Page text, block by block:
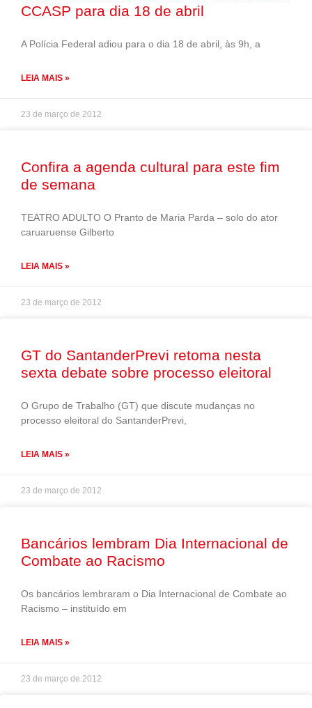
CCASP para dia 18 de abril
A Polícia Federal adiou para o dia 18 de abril, às 9h, a
LEIA MAIS »
23 de março de 2012
Confira a agenda cultural para este fim
de semana
TEATRO ADULTO O Pranto de Maria Parda – solo do ator
caruaruense Gilberto
LEIA MAIS »
23 de março de 2012
GT do SantanderPrevi retoma nesta
sexta debate sobre processo eleitoral
O Grupo de Trabalho (GT) que discute mudanças no
processo eleitoral do SantanderPrevi,
LEIA MAIS »
23 de março de 2012
Bancários lembram Dia Internacional de
Combate ao Racismo
Os bancários lembraram o Dia Internacional de Combate ao
Racismo – instituído em
LEIA MAIS »
23 de março de 2012